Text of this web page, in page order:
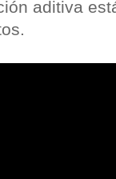
aditiva